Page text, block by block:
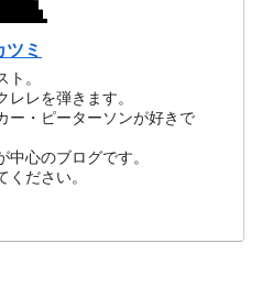
ツミ
。
レを弾きます。
ー・ピーターソンが好きで
心のブログです。
ださい。